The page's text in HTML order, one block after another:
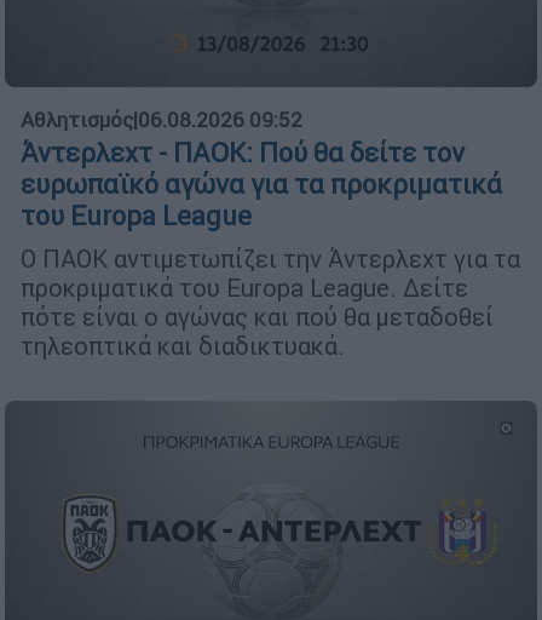
Αθλητισμός|06.08.2026 09:52
Άντερλεχτ - ΠΑΟΚ: Πού θα δείτε τον
ευρωπαϊκό αγώνα για τα προκριματικά
του Europa League
Ο ΠΑΟΚ αντιμετωπίζει την Άντερλεχτ για τα
προκριματικά του Europa League. Δείτε
πότε είναι ο αγώνας και πού θα μεταδοθεί
τηλεοπτικά και διαδικτυακά.